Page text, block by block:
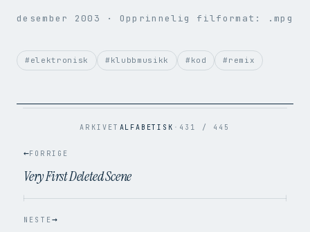
LYDKODEK AAC
FILSTØRRELSE 48.6 MB
OPPRINNELIG .mpg → .mp4
desember 2003 · Opprinnelig filformat: .mpg
#elektronisk #klubbmusikk #kod #remix
ARKIVET ALFABETISK · 431 / 445
←FORRIGE
Very First Deleted Scene
NESTE→